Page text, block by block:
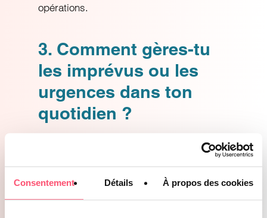
Consentement Détails À propos des cookies
opérations.
3. Comment gères-tu
les imprévus ou les
urgences dans ton
quotidien ?
Les imprévus font partie intégrante du
rapidement la situation, puis je priorise